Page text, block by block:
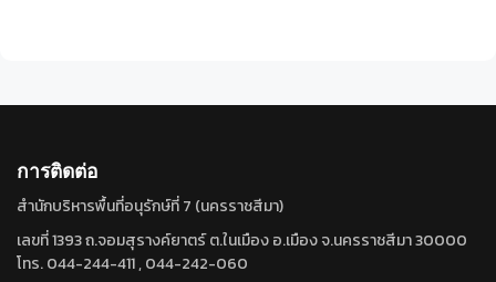
การติดต่อ
สำนักบริหารพื้นที่อนุรักษ์ที่ 7 (นครราชสีมา)
เลขที่ 1393 ถ.จอมสุรางค์ยาตร์ ต.ในเมือง อ.เมือง จ.นครราชสีมา 30000
โทร. 044-244-411 , 044-242-060